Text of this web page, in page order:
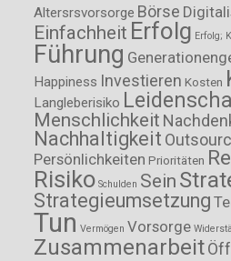
Altersrsvorsorge Börse
Einfachheit Erfolg Erfolg;
Führung
Happiness Investieren Kosten
Langleberisiko
Menschlichkeit
Nachhaltigkeit
Persönlichkeiten Prioritäten
Risiko Schulden Sein
Strategieumsetzung
Tun Vermögen Vorsorge
Zusammenarbeit